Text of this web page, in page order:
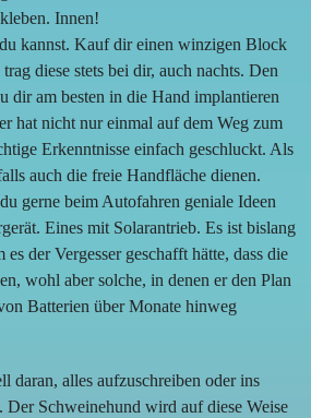
Innen!
kannst. Kauf dir einen winzigen Block
diese stets bei dir, auch nachts. Den
dir am besten in die Hand implantieren
hat nicht nur einmal auf dem Weg zum
Erkenntnisse einfach geschluckt. Als
auch die freie Handfläche dienen.
gerne beim Autofahren geniale Ideen
Eines mit Solarantrieb. Es ist bislang
der Vergesser geschafft hätte, dass die
wohl aber solche, in denen er den Plan
Batterien über Monate hinweg
daran, alles aufzuschreiben oder ins
Der Schweinehund wird auf diese Weise